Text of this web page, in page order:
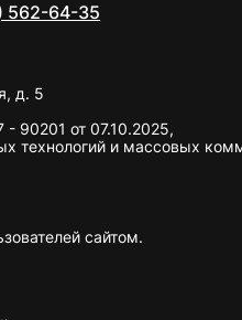
562-64-35
д. 5
90201 от 07.10.2025,
технологий и массовых
сайтом.